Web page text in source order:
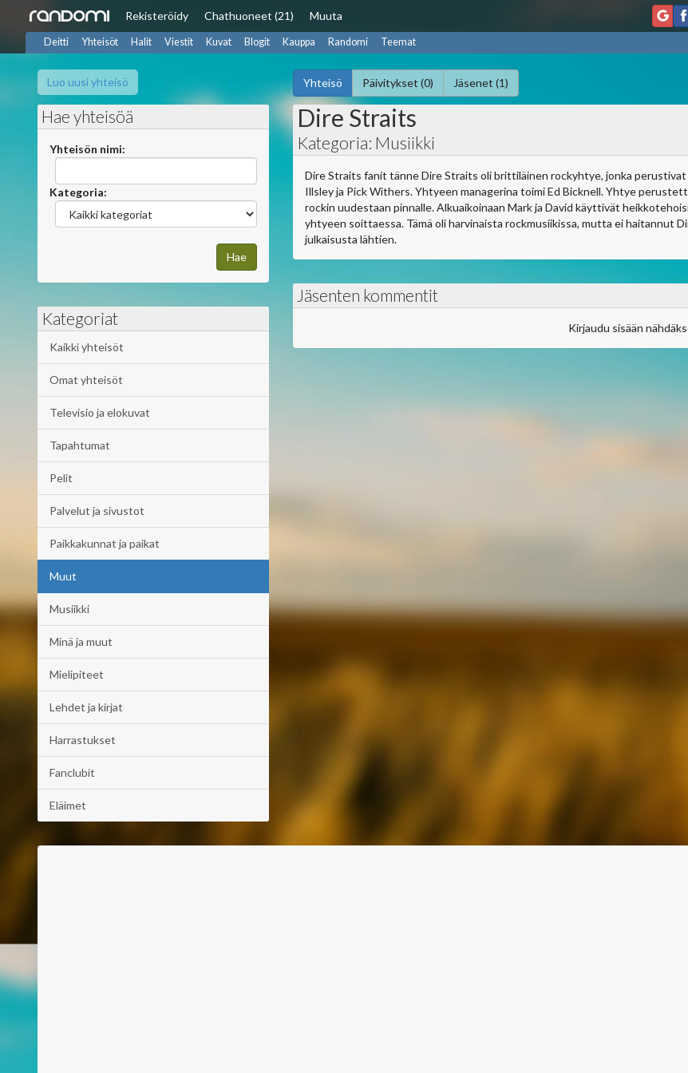
Rekisteröidy Chathuoneet (21) Muuta
Deitti Yhteisöt Halit Viestit Kuvat Blogit Kauppa Randomi Teemat
Luo uusi yhteisö Yhteisö Päivitykset (0) Jäsenet (1)
Hae yhteisöä
Yhteisön nimi:
Kategoria:
Kategoriat
Kaikki yhteisöt
Omat yhteisöt
Televisio ja elokuvat
Tapahtumat
Pelit
Palvelut ja sivustot
Paikkakunnat ja paikat
Muut
Musiikki
Minä ja muut
Mielipiteet
Lehdet ja kirjat
Harrastukset
Fanclubit
Eläimet
Dire Straits
Kategoria: Musiikki
Dire Straits fanit tänne Dire Straits oli brittiläinen rockyhtye, jonka
Illsley ja Pick Withers. Yhtyeen managerina toimi Ed Bicknell. Yhtye
rockin uudestaan pinnalle. Alkuaikoinaan Mark ja David käyttivät
yhtyeen soittaessa. Tämä oli harvinaista rockmusiikissa, mutta ei haitannut
julkaisusta lähtien.
Jäsenten kommentit
Kirjaudu sisään